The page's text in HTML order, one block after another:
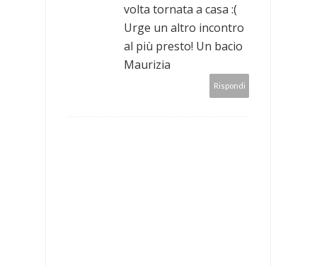
volta tornata a casa :(
Urge un altro incontro
al più presto! Un bacio
Maurizia
Rispondi